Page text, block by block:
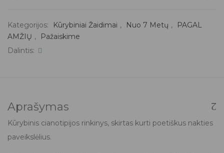
Kategorijos: Kūrybiniai Žaidimai , Nuo 7 Metų ,
PAGAL
AMŽIŲ ,
Pažaiskime
Dalintis:
Aprašymas
Kūrybinis cianotipijos rinkinys, skirtas kurti poetiškus nakties
paveikslėlius.